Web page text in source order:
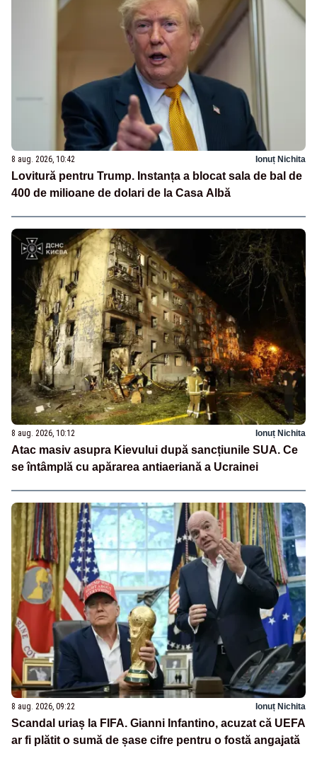
8 aug. 2026, 10:42 Ionuț Nichita
Lovitură pentru Trump. Instanța a blocat sala de bal de
400 de milioane de dolari de la Casa Albă
8 aug. 2026, 10:12 Ionuț Nichita
Atac masiv asupra Kievului după sancțiunile SUA. Ce
se întâmplă cu apărarea antiaeriană a Ucrainei
8 aug. 2026, 09:22 Ionuț Nichita
Scandal uriaș la FIFA. Gianni Infantino, acuzat că UEFA
ar fi plătit o sumă de șase cifre pentru o fostă angajată